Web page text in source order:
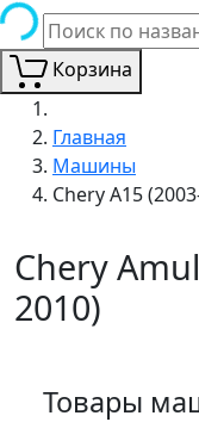
Корзина
Главная
Машины
Chery A15
Chery
2010)
Товары